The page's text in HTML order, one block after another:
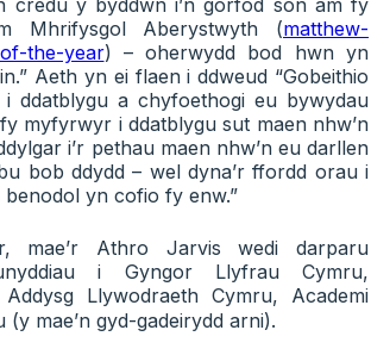
Mhrifysgol Aberystwyth (matthew-
the-year) – oherwydd bod hwn yn
Aeth yn ei flaen i ddweud “Gobeithio
a chyfoethogi eu bywydau
myfyrwyr i ddatblygu sut maen nhw’n
i’r pethau maen nhw’n eu darllen
bob ddydd – wel dyna’r ffordd orau i
yn cofio fy enw.”
mae’r Athro Jarvis wedi darparu
i Gyngor Llyfrau Cymru,
Llywodraeth Cymru, Academi
mae’n gyd-gadeirydd arni).